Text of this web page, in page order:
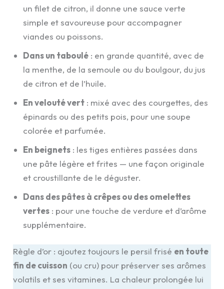
un filet de citron, il donne une sauce verte
simple et savoureuse pour accompagner
viandes ou poissons.
Dans un taboulé : en grande quantité, avec de
la menthe, de la semoule ou du boulgour, du jus
de citron et de l’huile.
En velouté vert : mixé avec des courgettes, des
épinards ou des petits pois, pour une soupe
colorée et parfumée.
En beignets : les tiges entières passées dans
une pâte légère et frites — une façon originale
et croustillante de le déguster.
Dans des pâtes à crêpes ou des omelettes
vertes : pour une touche de verdure et d’arôme
supplémentaire.
Règle d’or : ajoutez toujours le persil frisé en toute
fin de cuisson (ou cru) pour préserver ses arômes
volatils et ses vitamines. La chaleur prolongée lui